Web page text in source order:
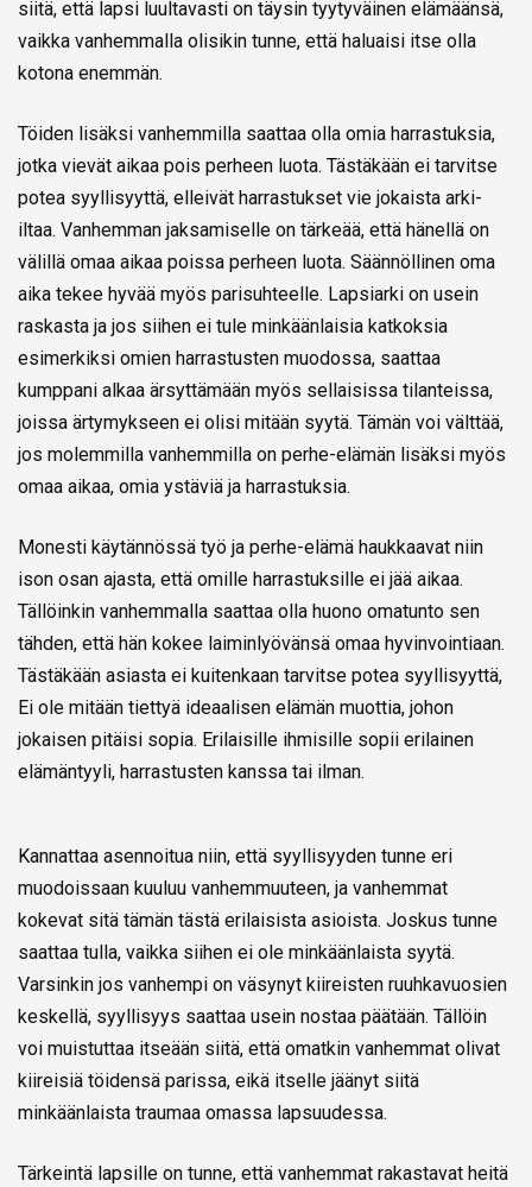
siitä, että lapsi luultavasti on täysin tyytyväinen elämäänsä,
vaikka vanhemmalla olisikin tunne, että haluaisi itse olla
kotona enemmän.
Töiden lisäksi vanhemmilla saattaa olla omia harrastuksia,
jotka vievät aikaa pois perheen luota. Tästäkään ei tarvitse
potea syyllisyyttä, elleivät harrastukset vie jokaista arki-
iltaa. Vanhemman jaksamiselle on tärkeää, että hänellä on
välillä omaa aikaa poissa perheen luota. Säännöllinen oma
aika tekee hyvää myös parisuhteelle. Lapsiarki on usein
raskasta ja jos siihen ei tule minkäänlaisia katkoksia
esimerkiksi omien harrastusten muodossa, saattaa
kumppani alkaa ärsyttämään myös sellaisissa tilanteissa,
joissa ärtymykseen ei olisi mitään syytä. Tämän voi välttää,
jos molemmilla vanhemmilla on perhe-elämän lisäksi myös
omaa aikaa, omia ystäviä ja harrastuksia.
Monesti käytännössä työ ja perhe-elämä haukkaavat niin
ison osan ajasta, että omille harrastuksille ei jää aikaa.
Tällöinkin vanhemmalla saattaa olla huono omatunto sen
tähden, että hän kokee laiminlyövänsä omaa hyvinvointiaan.
Tästäkään asiasta ei kuitenkaan tarvitse potea syyllisyyttä,
Ei ole mitään tiettyä ideaalisen elämän muottia, johon
jokaisen pitäisi sopia. Erilaisille ihmisille sopii erilainen
elämäntyyli, harrastusten kanssa tai ilman.
Kannattaa asennoitua niin, että syyllisyyden tunne eri
muodoissaan kuuluu vanhemmuuteen, ja vanhemmat
kokevat sitä tämän tästä erilaisista asioista. Joskus tunne
saattaa tulla, vaikka siihen ei ole minkäänlaista syytä.
Varsinkin jos vanhempi on väsynyt kiireisten ruuhkavuosien
keskellä, syyllisyys saattaa usein nostaa päätään. Tällöin
voi muistuttaa itseään siitä, että omatkin vanhemmat olivat
kiireisiä töidensä parissa, eikä itselle jäänyt siitä
minkäänlaista traumaa omassa lapsuudessa.
Tärkeintä lapsille on tunne, että vanhemmat rakastavat heitä